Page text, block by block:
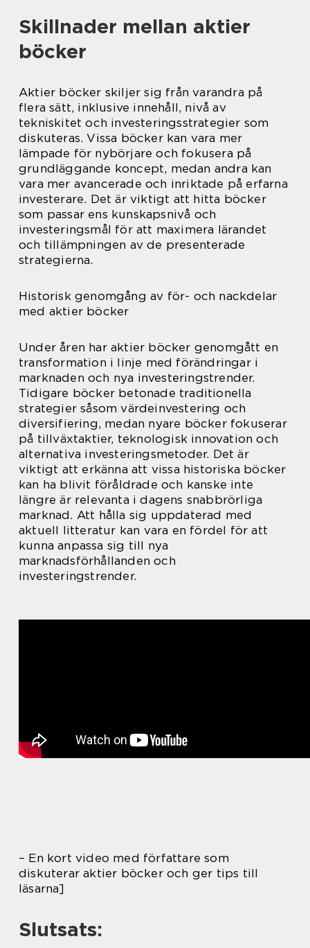
Skillnader mellan aktier
böcker
Aktier böcker skiljer sig från varandra på
flera sätt, inklusive innehåll, nivå av
tekniskitet och investeringsstrategier som
diskuteras. Vissa böcker kan vara mer
lämpade för nybörjare och fokusera på
grundläggande koncept, medan andra kan
vara mer avancerade och inriktade på erfarna
investerare. Det är viktigt att hitta böcker
som passar ens kunskapsnivå och
investeringsmål för att maximera lärandet
och tillämpningen av de presenterade
strategierna.
Historisk genomgång av för- och nackdelar
med aktier böcker
Under åren har aktier böcker genomgått en
transformation i linje med förändringar i
marknaden och nya investeringstrender.
Tidigare böcker betonade traditionella
strategier såsom värdeinvestering och
diversifiering, medan nyare böcker fokuserar
på tillväxtaktier, teknologisk innovation och
alternativa investeringsmetoder. Det är
viktigt att erkänna att vissa historiska böcker
kan ha blivit föråldrade och kanske inte
längre är relevanta i dagens snabbrörliga
marknad. Att hålla sig uppdaterad med
aktuell litteratur kan vara en fördel för att
kunna anpassa sig till nya
marknadsförhållanden och
investeringstrender.
– En kort video med författare som
diskuterar aktier böcker och ger tips till
läsarna]
Slutsats: